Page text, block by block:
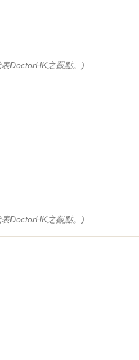
DoctorHK之觀點。)
DoctorHK之觀點。)